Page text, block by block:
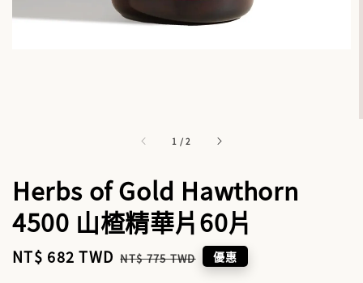
1 /2
Herbs of Gold Hawthorn
4500 山楂精華片60片
Sale
NT$ 682 TWD Regular
NT$ 775 TWD 優惠